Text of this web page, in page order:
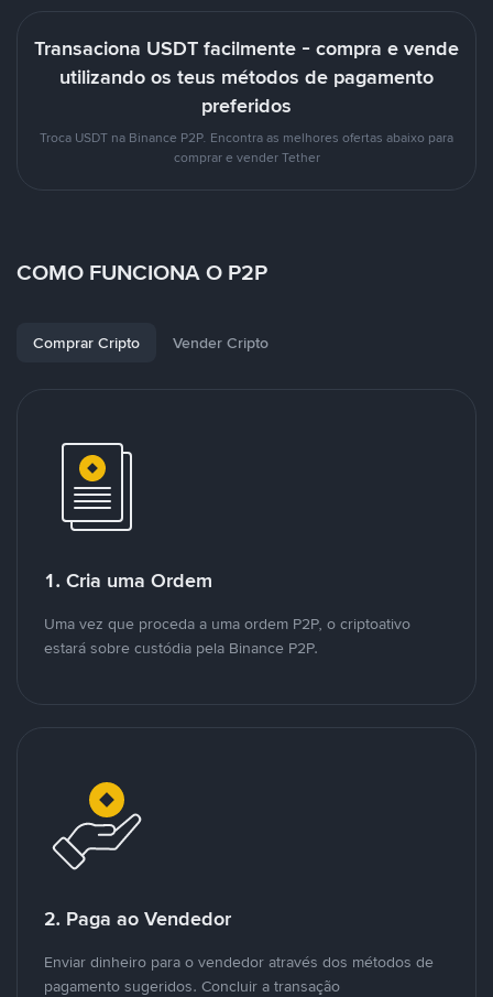
Transaciona USDT facilmente - compra e vende
utilizando os teus métodos de pagamento
preferidos
Troca USDT na Binance P2P. Encontra as melhores ofertas abaixo para
comprar e vender Tether
COMO FUNCIONA O P2P
Comprar Cripto Vender Cripto
1. Cria uma Ordem
Uma vez que proceda a uma ordem P2P, o criptoativo
estará sobre custódia pela Binance P2P.
2. Paga ao Vendedor
Enviar dinheiro para o vendedor através dos métodos de
pagamento sugeridos. Concluir a transação